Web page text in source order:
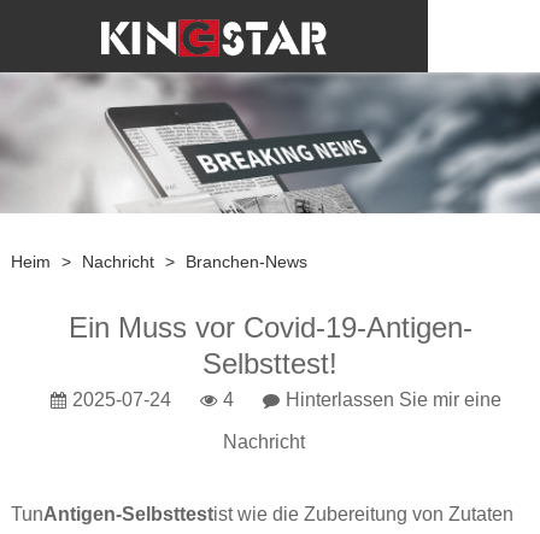
Heim > Nachricht > Branchen-News
Ein Muss vor Covid-19-Antigen-
Selbsttest!
2025-07-24 4 Hinterlassen Sie mir eine
Nachricht
TunAntigen-Selbsttestist wie die Zubereitung von Zutaten